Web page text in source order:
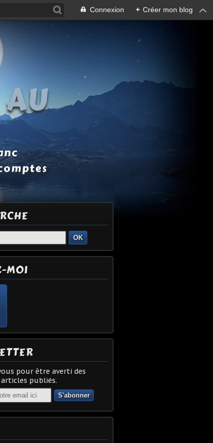
Connexion + Créer mon blog
OK
MOI
pour être averti des
publiés.